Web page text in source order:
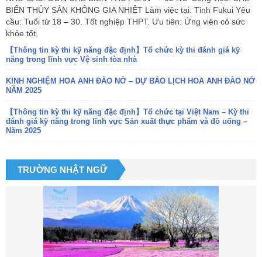
BIẾN THỦY SẢN KHÔNG GIA NHIỆT Làm việc tại: Tỉnh Fukui Yêu
cầu: Tuổi từ 18 – 30. Tốt nghiệp THPT. Ưu tiên: Ứng viên có sức
khỏe tốt,
【Thông tin kỳ thi kỹ năng đặc định】Tổ chức kỳ thi đánh giá kỹ
năng trong lĩnh vực Vệ sinh tòa nhà
KINH NGHIỆM HOA ANH ĐÀO NỞ – DỰ BÁO LỊCH HOA ANH ĐÀO NỞ
NĂM 2025
【Thông tin kỳ thi kỹ năng đặc định】Tổ chức tại Việt Nam – Kỳ thi
đánh giá kỹ năng trong lĩnh vực Sản xuất thực phẩm và đồ uống –
Năm 2025
TRƯỜNG NHẬT NGỮ